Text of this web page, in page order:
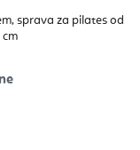
sprava za pilates od
cm